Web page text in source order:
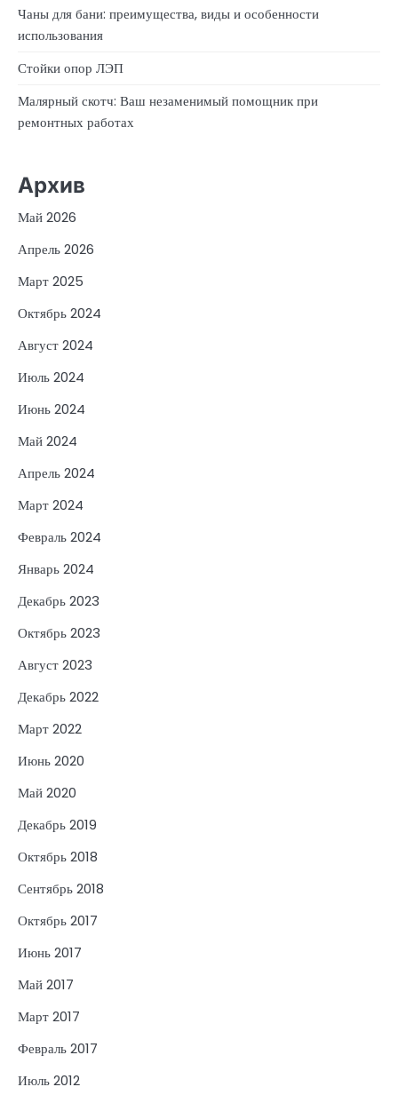
Чаны для бани: преимущества, виды и особенности
использования
Стойки опор ЛЭП
Малярный скотч: Ваш незаменимый помощник при
ремонтных работах
Архив
Май 2026
Апрель 2026
Март 2025
Октябрь 2024
Август 2024
Июль 2024
Июнь 2024
Май 2024
Апрель 2024
Март 2024
Февраль 2024
Январь 2024
Декабрь 2023
Октябрь 2023
Август 2023
Декабрь 2022
Март 2022
Июнь 2020
Май 2020
Декабрь 2019
Октябрь 2018
Сентябрь 2018
Октябрь 2017
Июнь 2017
Май 2017
Март 2017
Февраль 2017
Июль 2012